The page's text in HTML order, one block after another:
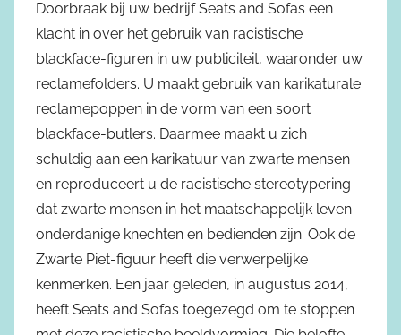
Doorbraak bij uw bedrijf Seats and Sofas een
klacht in over het gebruik van racistische
blackface-figuren in uw publiciteit, waaronder uw
reclamefolders. U maakt gebruik van karikaturale
reclamepoppen in de vorm van een soort
blackface-butlers. Daarmee maakt u zich
schuldig aan een karikatuur van zwarte mensen
en reproduceert u de racistische stereotypering
dat zwarte mensen in het maatschappelijk leven
onderdanige knechten en bedienden zijn. Ook de
Zwarte Piet-figuur heeft die verwerpelijke
kenmerken. Een jaar geleden, in augustus 2014,
heeft Seats and Sofas toegezegd om te stoppen